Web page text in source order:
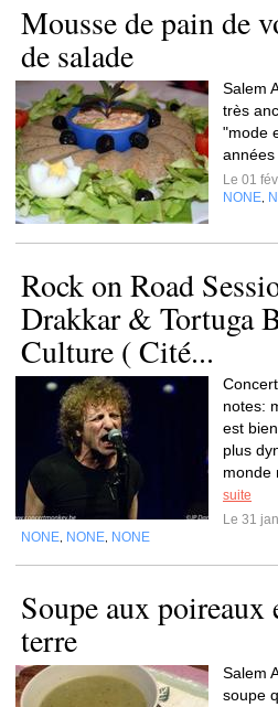
Mousse de pain de
de salade
Salem
très
"mode
années
Le 01
NONE
Rock on Road
Drakkar & Tortuga
Culture ( Cité...
notes:
est
plus
monde
suite
Le 31
NONE NONE NONE
Soupe aux poireaux
terre
Salem
soupe